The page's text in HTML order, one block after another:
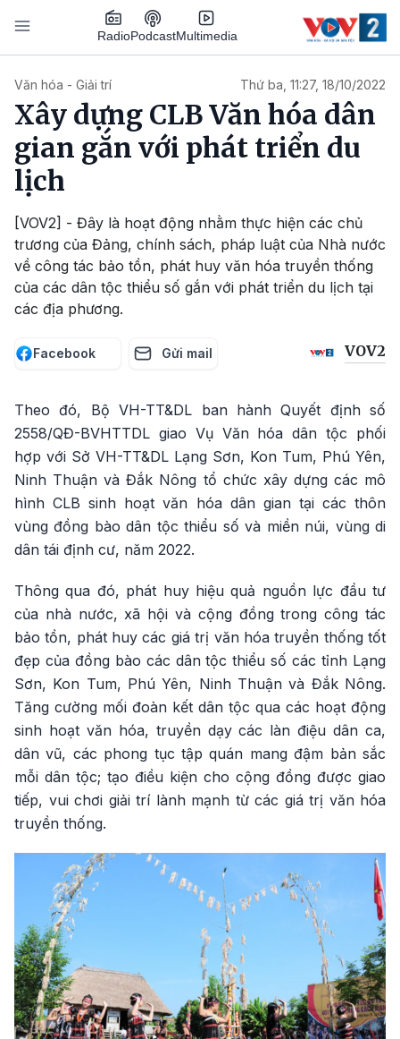
Nhảy đến nội dung
RadioPodcastMultimedia
Văn hóa - Giải trí Thứ ba, 11:27, 18/10/2022
Xây dựng CLB Văn hóa dân
gian gắn với phát triển du
lịch
[VOV2] - Đây là hoạt động nhằm thực hiện các chủ
trương của Đảng, chính sách, pháp luật của Nhà nước
về công tác bảo tồn, phát huy văn hóa truyền thống
của các dân tộc thiểu số gắn với phát triển du lịch tại
các địa phương.
Facebook Gửi mail VOV2
Theo đó, Bộ VH-TT&DL ban hành Quyết định số
2558/QĐ-BVHTTDL giao Vụ Văn hóa dân tộc phối
hợp với Sở VH-TT&DL Lạng Sơn, Kon Tum, Phú Yên,
Ninh Thuận và Đắk Nông tổ chức xây dựng các mô
hình CLB sinh hoạt văn hóa dân gian tại các thôn
vùng đồng bào dân tộc thiểu số và miền núi, vùng di
dân tái định cư, năm 2022.
Thông qua đó, phát huy hiệu quả nguồn lực đầu tư
của nhà nước, xã hội và cộng đồng trong công tác
bảo tồn, phát huy các giá trị văn hóa truyền thống tốt
đẹp của đồng bào các dân tộc thiểu số các tỉnh Lạng
Sơn, Kon Tum, Phú Yên, Ninh Thuận và Đắk Nông.
Tăng cường mối đoàn kết dân tộc qua các hoạt động
sinh hoạt văn hóa, truyền dạy các làn điệu dân ca,
dân vũ, các phong tục tập quán mang đậm bản sắc
mỗi dân tộc; tạo điều kiện cho cộng đồng được giao
tiếp, vui chơi giải trí lành mạnh từ các giá trị văn hóa
truyền thống.